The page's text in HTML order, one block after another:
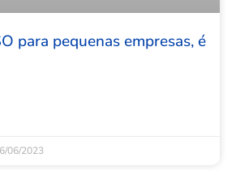
para pequenas empresas, é
06/2023